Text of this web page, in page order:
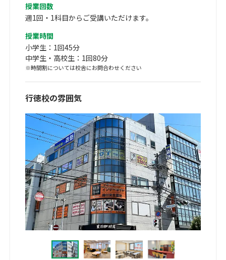
授業回数
週1回・1科目からご受講いただけます。
授業時間
小学生：1回45分
中学生・高校生：1回80分
※時間割については校舎にお問合わせください
行徳校の雰囲気